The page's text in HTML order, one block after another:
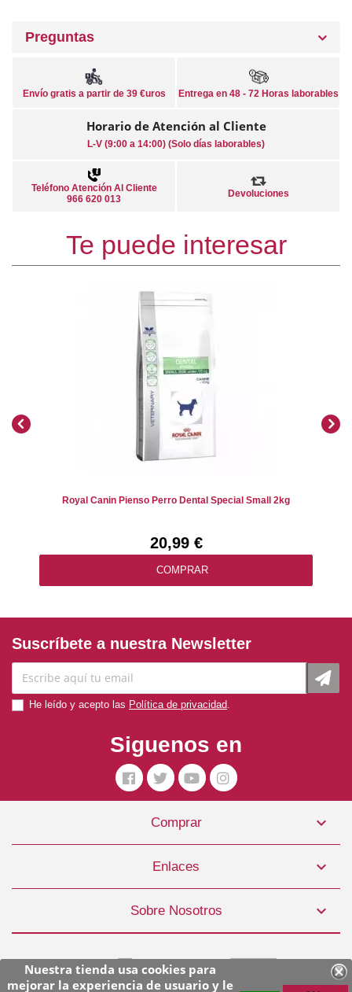
Nuestra tienda usa cookies para
mejorar la experiencia de usuario y le
Preguntas
Envío gratis a partir de 39 €uros Entrega en 48 - 72 Horas laborables
Horario de Atención al Cliente
L-V (9:00 a 14:00) (Solo días laborables)
Teléfono Atención Al Cliente
966 620 013
Devoluciones
Te puede interesar
Royal Canin Pienso Perro Dental Special Small 2kg
20,99 €
COMPRAR
Pienso Perro Wet Wetlands 1 X 390gr TOW9221
2,50 €
COMPRAR
Suscríbete a nuestra Newsletter
He leído y acepto las Política de privacidad
Siguenos en
Comprar 
Enlaces 
Sobre Nosotros 